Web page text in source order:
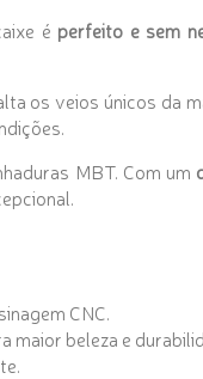
é perfeito e sem
os veios únicos da
MBT. Com um
CNC.
maior beleza e